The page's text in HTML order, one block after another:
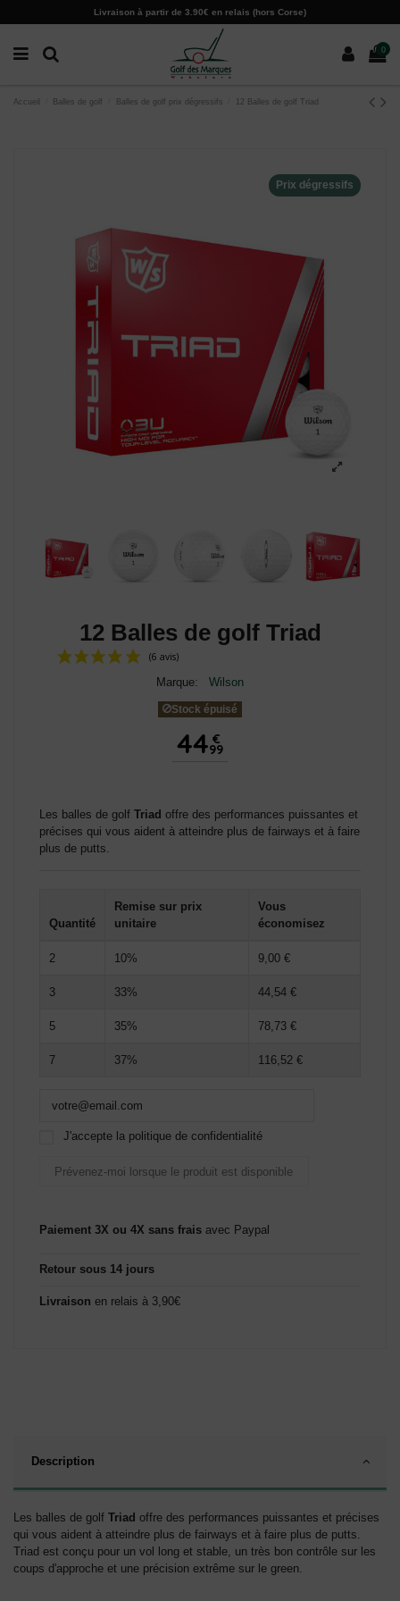
Livraison à partir de 3.90€ en relais (hors Corse)
0
Accueil Balles de golf Balles de golf prix dégressifs 12 Balles de golf Triad
Prix dégressifs
12 Balles de golf Triad
Marque: Wilson
Stock épuisé
44 €
99
Les balles de golf Triad offre des performances puissantes et
précises qui vous aident à atteindre plus de fairways et à faire
plus de putts.
Quantité
Remise sur prix
unitaire
Vous
économisez
2 10% 9,00 €
3 33% 44,54 €
5 35% 78,73 €
7 37% 116,52 €
J'accepte la politique de confidentialité
Paiement 3X ou 4X sans frais avec Paypal
Retour sous 14 jours
Livraison en relais à 3,90€
Description
Les balles de golf Triad offre des performances puissantes et précises
qui vous aident à atteindre plus de fairways et à faire plus de putts.
Triad est conçu pour un vol long et stable, un très bon contrôle sur les
coups d'approche et une précision extrême sur le green.
Paramètres des cookies